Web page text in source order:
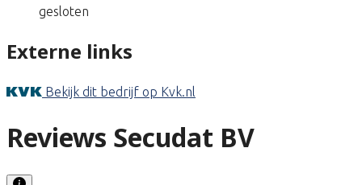
gesloten
Externe links
Bekijk dit bedrijf op Kvk.nl
Reviews Secudat BV